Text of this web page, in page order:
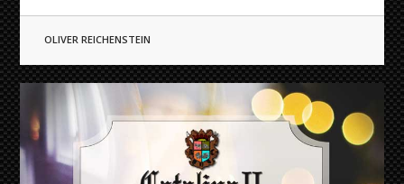
OLIVER REICHENSTEIN